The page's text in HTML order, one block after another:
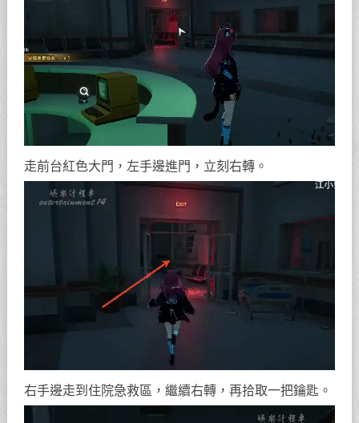
走前台紅色大門，左手邊進門，立刻右轉。
右手邊走到住院急救區，繼續右轉，再拾取一把鑰匙。